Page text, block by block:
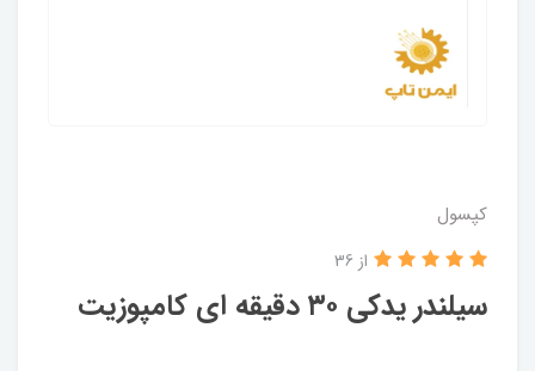
کپسول
سیلندر یدکی ۳۰ دقیقه ای کامپوزیت
از 36